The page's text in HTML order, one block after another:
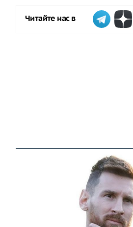
Читайте нас в